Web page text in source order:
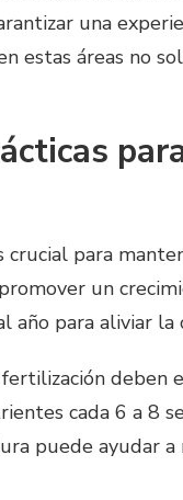
una
estas áreas no
crucial para
un
año para aliviar
deben
cada 6 a 8
puede ayudar